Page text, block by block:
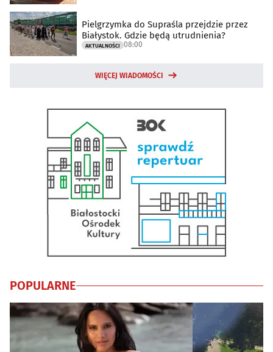
Pielgrzymka do Supraśla przejdzie przez
Białystok. Gdzie będą utrudnienia?
AKTUALNOŚCI 08:00
WIĘCEJ WIADOMOŚCI
POPULARNE